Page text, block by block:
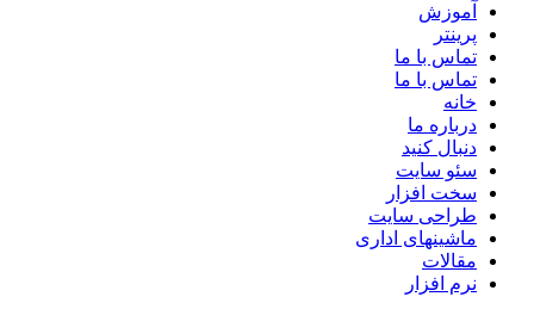
آموزش
پرینتر
تماس با ما
تماس با ما
خانه
درباره ما
دنبال کنید
سئو سایت
سخت افزار
طراحی سایت
ماشینهای اداری
مقالات
نرم افزار